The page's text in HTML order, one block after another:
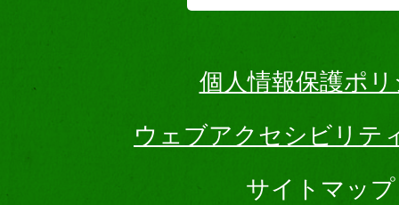
個人情報保護ポ
ウェブアクセシビリテ
サイトマップ